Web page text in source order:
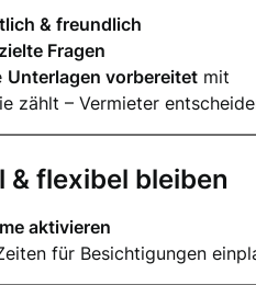
& freundlich
Fragen
Unterlagen vorbereitet mit
zählt – Vermieter
& flexibel bleiben
aktivieren
für Besichtigungen